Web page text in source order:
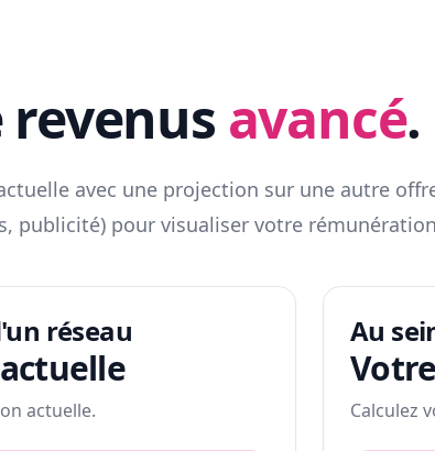
avancé.
avec une projection sur une autre
publicité) pour visualiser votre
réseau
actuelle.
Au
Calculez